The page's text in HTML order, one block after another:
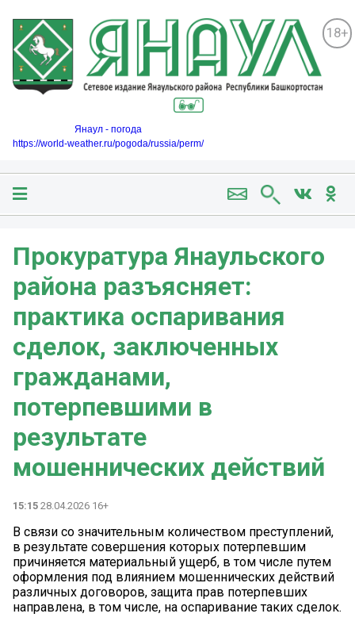
18+
Янаул - погода
https://world-weather.ru/pogoda/russia/perm/
Прокуратура Янаульского
района разъясняет:
практика оспаривания
сделок, заключенных
гражданами,
потерпевшими в
результате
мошеннических действий
15:15 28.04.2026 16+
В связи со значительным количеством преступлений,
в результате совершения которых потерпевшим
причиняется материальный ущерб, в том числе путем
оформления под влиянием мошеннических действий
различных договоров, защита прав потерпевших
направлена, в том числе, на оспаривание таких сделок.